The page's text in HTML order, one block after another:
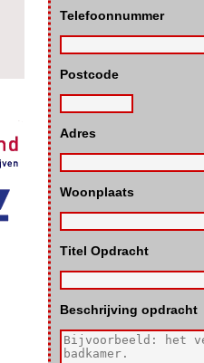
Telefoonnummer
Postcode
Adres
Woonplaats
Titel Opdracht
Beschrijving opdracht